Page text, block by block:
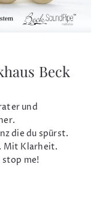
Beck
und
die du spürst.
Mit Klarheit.
stop me!